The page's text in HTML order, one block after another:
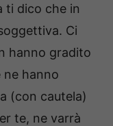
ti dico che in
Ci
hanno gradito
ne hanno
(con cautela)
te, ne varrà